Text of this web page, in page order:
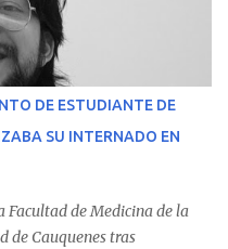
DE ESTUDIANTE DE
SU INTERNADO EN
Facultad de Medicina de la
de Cauquenes tras